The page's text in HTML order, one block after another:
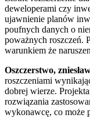
deweloperami czy
ujawnienie planów
poufnych danych o
poważnych roszczeń.
warunkiem że
Oszczerstwo,
roszczeniami
dobrej wierze.
rozwiązania
wykonawcę, co może